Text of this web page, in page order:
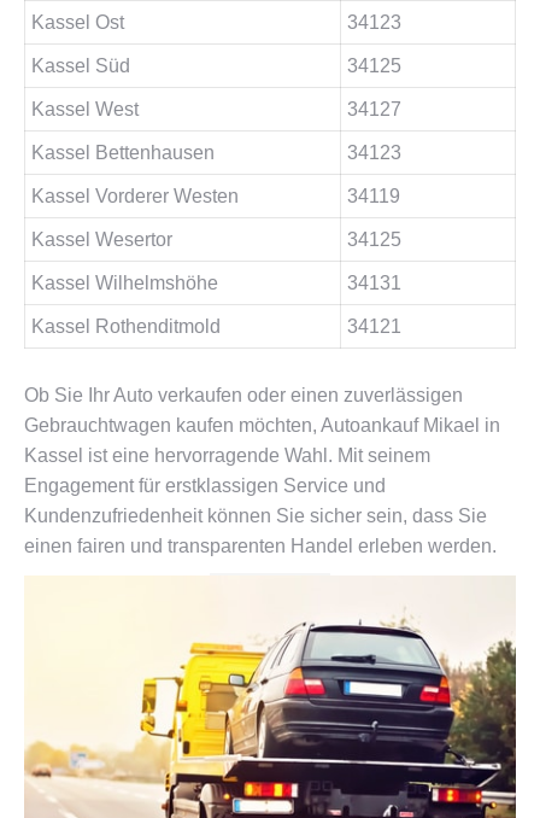
Kassel Ost 34123
Kassel Süd 34125
Kassel West 34127
Kassel Bettenhausen 34123
Kassel Vorderer Westen 34119
Kassel Wesertor 34125
Kassel Wilhelmshöhe 34131
Kassel Rothenditmold 34121
Ob Sie Ihr Auto verkaufen oder einen zuverlässigen
Gebrauchtwagen kaufen möchten, Autoankauf Mikael in
Kassel ist eine hervorragende Wahl. Mit seinem
Engagement für erstklassigen Service und
Kundenzufriedenheit können Sie sicher sein, dass Sie
einen fairen und transparenten Handel erleben werden.